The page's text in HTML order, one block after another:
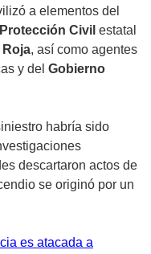
a elementos del
Protección Civil estatal
Roja, así como agentes
y del Gobierno
habría sido
descartaron actos de
se originó por un
es atacada a